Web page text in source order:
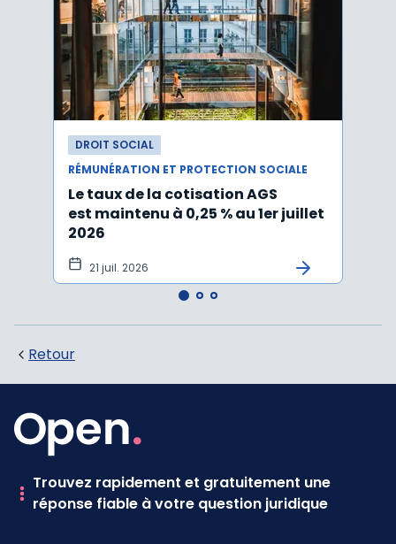
DROIT SOCIAL
RÉMUNÉRATION ET PROTECTION SOCIALE
Le taux de la cotisation AGS
est maintenu à 0,25 % au 1er juillet
2026
21 juil. 2026
Retour
Trouvez rapidement et gratuitement une
réponse fiable à votre question juridique